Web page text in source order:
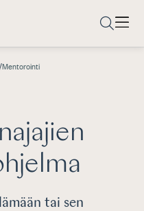
/Mentorointi
tai sen